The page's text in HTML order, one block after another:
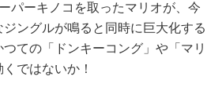
パーキノコを取ったマリオが、今
ングルが鳴ると同時に巨大化する
ての「ドンキーコング」や「マリ
ではないか！